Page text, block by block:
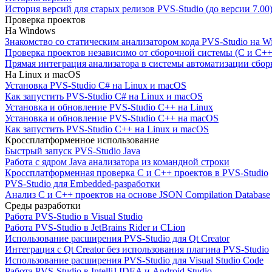
История версий для старых релизов PVS-Studio (до версии 7.00)
Проверка проектов
На Windows
Знакомство со статическим анализатором кода PVS-Studio на
Проверка проектов независимо от сборочной системы (C и
Прямая интеграция анализатора в системы автоматизации
На Linux и macOS
Установка PVS-Studio C# на Linux и macOS
Как запустить PVS-Studio C# на Linux и macOS
Установка и обновление PVS-Studio C++ на Linux
Установка и обновление PVS-Studio C++ на macOS
Как запустить PVS-Studio C++ на Linux и macOS
Кроссплатформенное использование
Быстрый запуск PVS-Studio Java
Работа с ядром Java анализатора из командной строки
Кроссплатформенная проверка C и C++ проектов в PVS-Studio
PVS-Studio для Embedded-разработки
Анализ C и C++ проектов на основе JSON Compilation Database
Среды разработки
Работа PVS-Studio в Visual Studio
Работа PVS-Studio в JetBrains Rider и CLion
Использование расширения PVS-Studio для Qt Creator
Интеграция с Qt Creator без использования плагина PVS-Studio
Использование расширения PVS-Studio для Visual Studio Code